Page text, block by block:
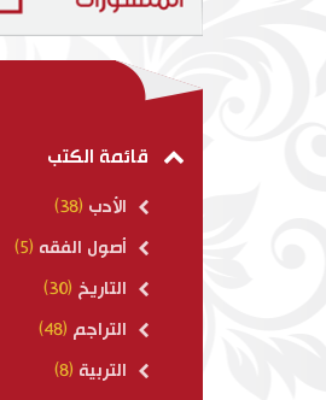
قائمة الكتب
الأدب (38)
أصول الفقه (5)
التاريخ (30)
التراجم (48)
التربية (8)